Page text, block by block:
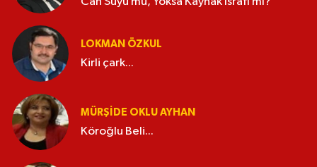
LOKMAN ÖZKUL
Kirli çark...
MÜRŞIDE OKLU AYHAN
Köroğlu Beli...